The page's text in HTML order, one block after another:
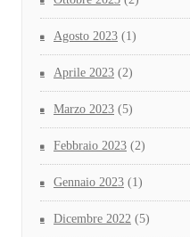
Agosto 2023 (1)
Aprile 2023 (2)
Marzo 2023 (5)
Febbraio 2023 (2)
Gennaio 2023 (1)
Dicembre 2022 (5)